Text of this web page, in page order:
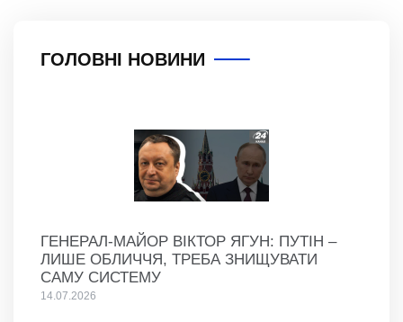
ГОЛОВНІ НОВИНИ
ГЕНЕРАЛ-МАЙОР ВІКТОР ЯГУН: ПУТІН –
ЛИШЕ ОБЛИЧЧЯ, ТРЕБА ЗНИЩУВАТИ
САМУ СИСТЕМУ
14.07.2026